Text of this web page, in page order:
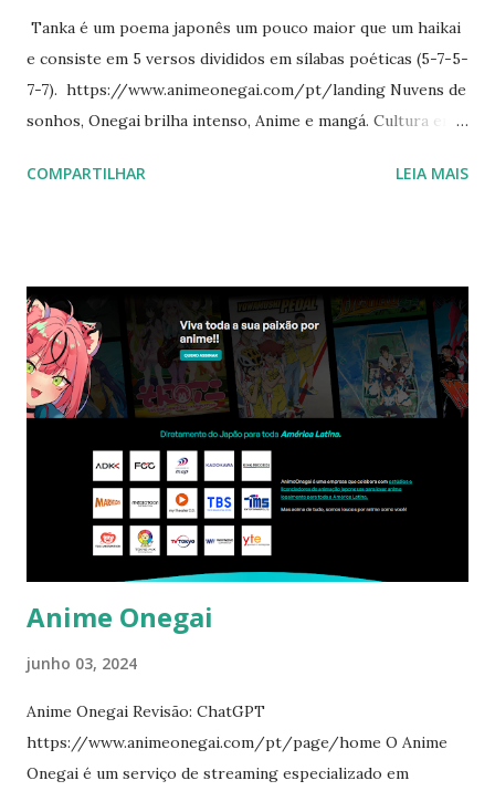
Tanka é um poema japonês um pouco maior que um haikai
e consiste em 5 versos divididos em sílabas poéticas (5-7-5-
7-7). https://www.animeonegai.com/pt/landing Nuvens de
sonhos, Onegai brilha intenso, Anime e mangá. Cultura em
COMPARTILHAR LEIA MAIS
Anime Onegai
junho 03, 2024
Anime Onegai Revisão: ChatGPT
https://www.animeonegai.com/pt/page/home O Anime
Onegai é um serviço de streaming especializado em